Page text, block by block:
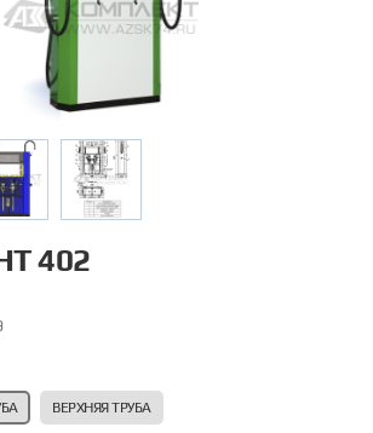
402
ВЕРХНЯЯ ТРУБА